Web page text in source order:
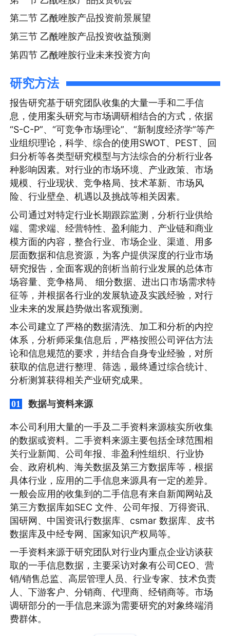
第二节 乙酰唑胺产品投资前景展望
第三节 乙酰唑胺产品投资收益预测
第四节 乙酰唑胺行业未来投资方向
研究方法
报告研究基于研究团队收集的大量一手和二手信
息，使用案头研究与市场调研相结合的方式，依据
“S-C-P”、“可竞争市场理论”、“新制度经济学”等产
业组织理论，科学、综合的使用SWOT、PEST、回
归分析等各类型研究模型与方法综合的分析行业各
种影响因素。对行业的市场环境、产业政策、市场
规模、行业现状、竞争格局、技术革新、市场风
险、行业壁垒、机遇以及挑战等相关因素。
公司通过对特定行业长期跟踪监测，分析行业供给
端、需求端、经营特性、盈利能力、产业链和商业
模方面的内容，整合行业、市场企业、渠道、用多
层面数据和信息资源，为客户提供深度的行业市场
研究报告，全面客观的剖析当前行业发展的总体市
场容量、竞争格局、 细分数据、进出口市场需求特
征等，并根据各行业的发展轨迹及实践经验，对行
业未来的发展趋势做出客观预测。
本公司建立了严格的数据清洗、加工和分析的内控
体系，分析师采集信息后，严格按照公司评估方法
论和信息规范的要求，并结合自身专业经验，对所
获取的信息进行整理、筛选，最终通过综合统计、
分析测算获得相关产业研究成果。
01 数据与资料来源
本公司利用大量的一手及二手资料来源核实所收集
的数据或资料。二手资料来源主要包括全球范围相
关行业新闻、公司年报、非盈利性组织、行业协
会、政府机构、海关数据及第三方数据库等，根据
具体行业，应用的二手信息来源具有一定的差异。
一般会应用的收集到的二手信息有来自新闻网站及
第三方数据库如SEC 文件、公司年报、万得资讯、
国研网、中国资讯行数据库、csmar 数据库、皮书
数据库及中经专网、国家知识产权局等。
一手资料来源于研究团队对行业内重点企业访谈获
取的一手信息数据，主要采访对象有公司CEO、营
销/销售总监、高层管理人员、行业专家、技术负责
人、下游客户、分销商、代理商、经销商等。市场
调研部分的一手信息来源为需要研究的对象终端消
费群体。